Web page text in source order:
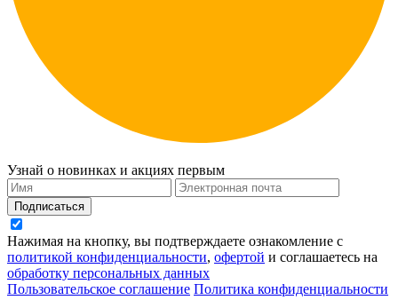
Узнай о новинках и акциях первым
Подписаться
Нажимая на кнопку, вы подтверждаете ознакомление с
политикой конфиденциальности, офертой и соглашаетесь на
обработку персональных данных
Пользовательское соглашение Политика конфиденциальности